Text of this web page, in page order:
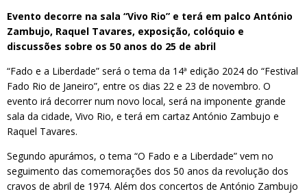
Evento decorre na sala “Vivo Rio” e terá em palco António
Zambujo, Raquel Tavares, exposição, colóquio e
discussões sobre os 50 anos do 25 de abril
“Fado e a Liberdade” será o tema da 14ª edição 2024 do “Festival
Fado Rio de Janeiro”, entre os dias 22 e 23 de novembro. O
evento irá decorrer num novo local, será na imponente grande
sala da cidade, Vivo Rio, e terá em cartaz António Zambujo e
Raquel Tavares.
Segundo apurámos, o tema “O Fado e a Liberdade” vem no
seguimento das comemorações dos 50 anos da revolução dos
cravos de abril de 1974. Além dos concertos de António Zambujo